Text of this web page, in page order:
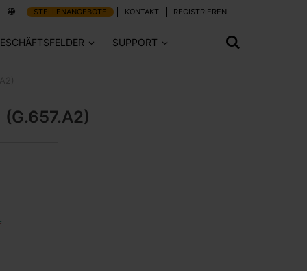
STELLENANGEBOTE KONTAKT REGISTRIEREN
SUPPORT